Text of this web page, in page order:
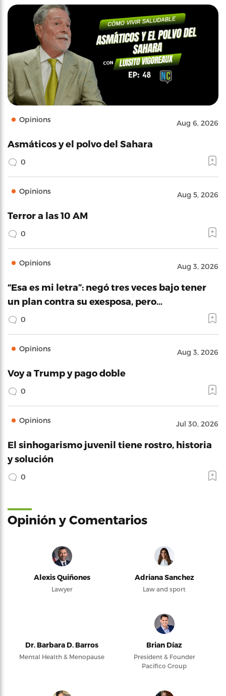
Opinions Aug 6, 2026
Asmáticos y el polvo del Sahara
0
Opinions Aug 5, 2026
Terror a las 10 AM
0
Opinions Aug 3, 2026
“Esa es mi letra”: negó tres veces bajo tener
un plan contra su exesposa, pero…
0
Opinions Aug 3, 2026
Voy a Trump y pago doble
0
Opinions Jul 30, 2026
El sinhogarismo juvenil tiene rostro, historia
y solución
0
Opinión y Comentarios
Alexis Quiñones
Lawyer
Adriana Sanchez
Law and sport
Dr. Barbara D. Barros
Mental Health & Menopause
Brian Díaz
President & Founder
Pacifico Group